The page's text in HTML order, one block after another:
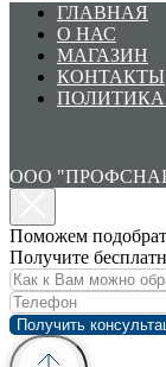
ГЛАВНАЯ
О НАС
МАГАЗИН
КОНТАКТЫ
ООО
Поможем
Получите
Получить